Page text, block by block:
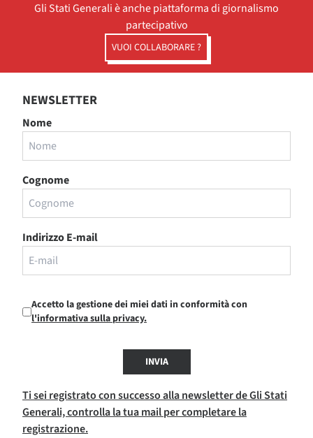
Gli Stati Generali è anche piattaforma di giornalismo
partecipativo
VUOI COLLABORARE ?
NEWSLETTER
Nome
Cognome
Indirizzo E-mail
Accetto la gestione dei miei dati in conformità con
l'informativa sulla privacy.
INVIA
Ti sei registrato con successo alla newsletter de Gli Stati
Generali, controlla la tua mail per completare la
registrazione.